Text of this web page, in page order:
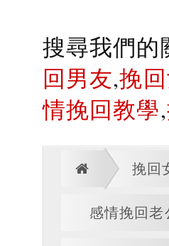
搜尋我們的
回男友,挽
情挽回教學,
挽回
感情挽回老